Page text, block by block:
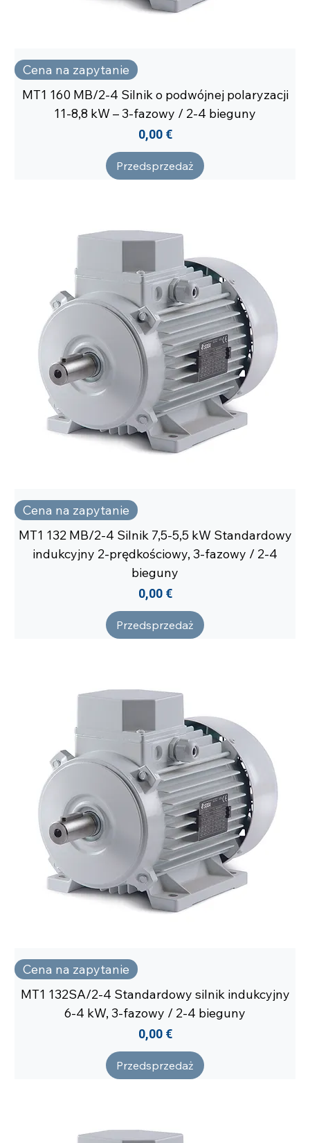
Cena na zapytanie
MT1 160 MB/2-4 Silnik o podwójnej polaryzacji
11-8,8 kW – 3-fazowy / 2-4 bieguny
Cena
0,00 €
Przedsprzedaż
Cena na zapytanie
MT1 132 MB/2-4 Silnik 7,5-5,5 kW Standardowy
indukcyjny 2-prędkościowy, 3-fazowy / 2-4
bieguny
Cena
0,00 €
Przedsprzedaż
Cena na zapytanie
MT1 132SA/2-4 Standardowy silnik indukcyjny
6-4 kW, 3-fazowy / 2-4 bieguny
Cena
0,00 €
Przedsprzedaż